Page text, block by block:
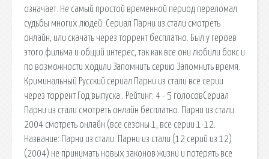
означает. Не самый простой временной период переломал
судьбы многих людей. Сериал Парни из стали смотреть
онлайн, или скачать через торрент бесплатно. Был у героев
этого фильма и общий интерес, так как все они любили бокс и
по возможности ходили Запомнить серию Запомнить время.
Криминальный Русский сериал Парни из стали все серии
через торрент Год выпуска:. Рейтинг: 4 - 5 голосовСериал
Парни из стали смотреть онлайн бесплатно. Парни из стали
2004 смотреть онлайн (все сезоны 1, все серии 1-12.
Название: Парни из стали. Парни из стали (12 серий из 12)
(2004) не принимать новых законов жизни и потерять все